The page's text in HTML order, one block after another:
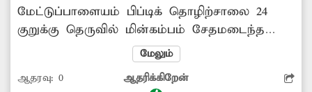
மேட்டுப்பாளையம் பிப்டிக் தொழிற்சாலை 24
குறுக்கு தெருவில் மின்கம்பம் சேதமடைந்த
நிலையில் காணப்படுகிறது. எப்போதும்
வேண்டுமானாலும் முறிந்து விழும் அபாயம்
உள்ளது. விபரீதம் ஏதும் ஏற்படுவதற்கு முன்பு
மேலும்
ஆதரவு: 0 ஆதரிக்கிறேன்